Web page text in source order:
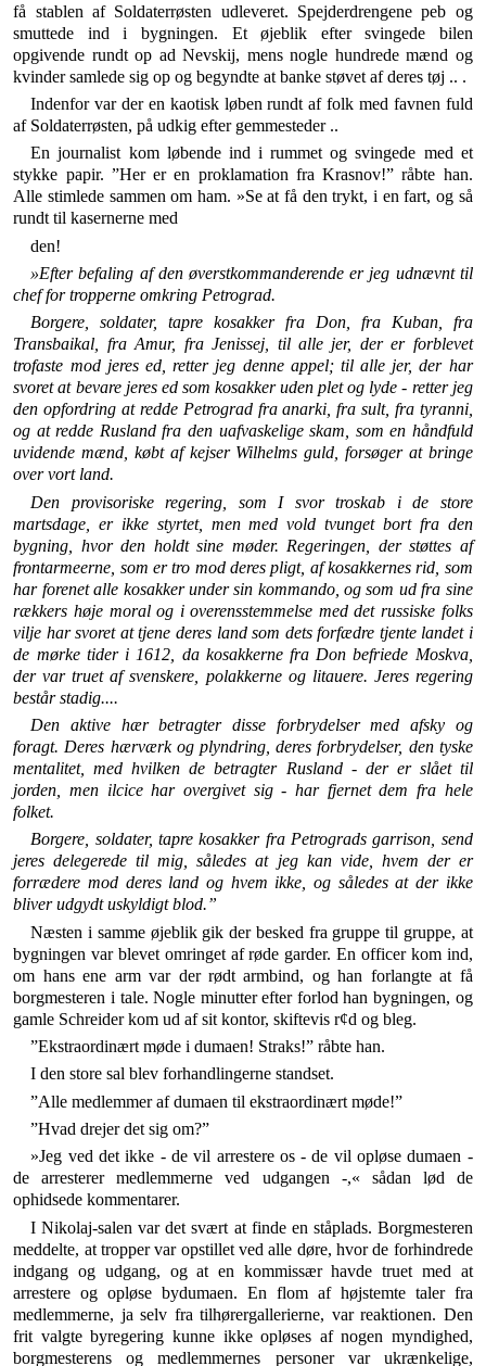
få stablen af Soldaterrøsten udleveret. Spej­derdrengene peb og
smuttede ind i bygningen. Et øje­blik efter svingede bilen
opgivende rundt op ad Nevskij, mens nogle hundrede mænd og
kvinder samlede sig op og begyndte at banke støvet af deres tøj .. .
Indenfor var der en kaotisk løben rundt af folk med favnen fuld
af Soldaterrøsten, på udkig efter gemmesteder ..
En journalist kom løbende ind i rummet og svingede med et
stykke papir. ”Her er en proklamation fra Kras­nov!” råbte han.
Alle stimlede sammen om ham. »Se at få den trykt, i en fart, og så
rundt til kasernerne med
den!
»Efter befaling af den øverstkommanderende er jeg ud­nævnt til
chef for tropperne omkring Petrograd.
Borgere, soldater, tapre kosakker fra Don, fra Kuban, fra
Transbaikal, fra Amur, fra Jenissej, til alle jer, der er forblevet
trofaste mod jeres ed, retter jeg denne appel; til alle jer, der har
svoret at bevare jeres ed som kosakker uden plet og lyde - retter jeg
den opfordring at redde Petrograd fra anarki, fra sult, fra tyranni,
og at redde Rusland fra den uafvaskelige skam, som en håndfuld
uvidende mænd, købt af kejser Wil­helms guld, forsøger at bringe
over vort land.
Den provisoriske regering, som I svor troskab i de store
martsdage, er ikke styrtet, men med vold tvunget bort fra den
bygning, hvor den holdt sine møder. Regeringen, der støttes af
frontarmeerne, som er tro mod deres pligt, af kosakkernes rid, som
har forenet alle kosakker under sin kommando, og som ud fra sine
rækkers høje moral og i overensstemmelse med det russiske folks
vilje har svoret at tjene deres land som dets forfædre tjente landet i
de mørke tider i 1612, da kosak­kerne fra Don befriede Moskva,
der var truet af svenskere, polakkerne og litauere. Jeres regering
består stadig....
Den aktive hær betragter disse forbrydelser med afsky og
foragt. Deres hærværk og plyndring, deres forbrydelser, den tyske
mentalitet, med hvilken de betragter Rusland - der er slået til
jorden, men ilcice har overgivet sig - har fjernet dem fra hele
folket.
Borgere, soldater, tapre kosakker fra Petrograds garrison, send
jeres delegerede til mig, således at jeg kan vide, hvem der er
forrædere mod deres land og hvem ikke, og således at der ikke
bliver udgydt uskyldigt blod.”
Næsten i samme øjeblik gik der besked fra gruppe til gruppe, at
bygningen var blevet omringet af røde garder. En officer kom ind,
om hans ene arm var der rødt armbind, og han forlangte at få
borgmesteren i tale. Nogle minutter efter forlod han bygningen, og
gamle Schreider kom ud af sit kontor, skiftevis r¢d og bleg.
”Ekstraordinært møde i dumaen! Straks!” råbte han.
I den store sal blev forhandlingerne standset.
”Alle medlemmer af dumaen til ekstraordinært møde!”
”Hvad drejer det sig om?”
»Jeg ved det ikke - de vil arrestere os - de vil op­løse dumaen -
de arresterer medlemmerne ved udgan­gen -,« sådan lød de
ophidsede kommentarer.
I Nikolaj-salen var det svært at finde en ståplads. Borgmesteren
meddelte, at tropper var opstillet ved alle døre, hvor de forhindrede
indgang og udgang, og at en kommissær havde truet med at
arrestere og opløse bydumaen. En flom af højstemte taler fra
medlemmer­ne, ja selv fra tilhørergallerierne, var reaktionen. Den
frit valgte byregering kunne ikke opløses af nogen myn­dighed,
borgmesterens og medlemmernes personer var ukrænkelige,